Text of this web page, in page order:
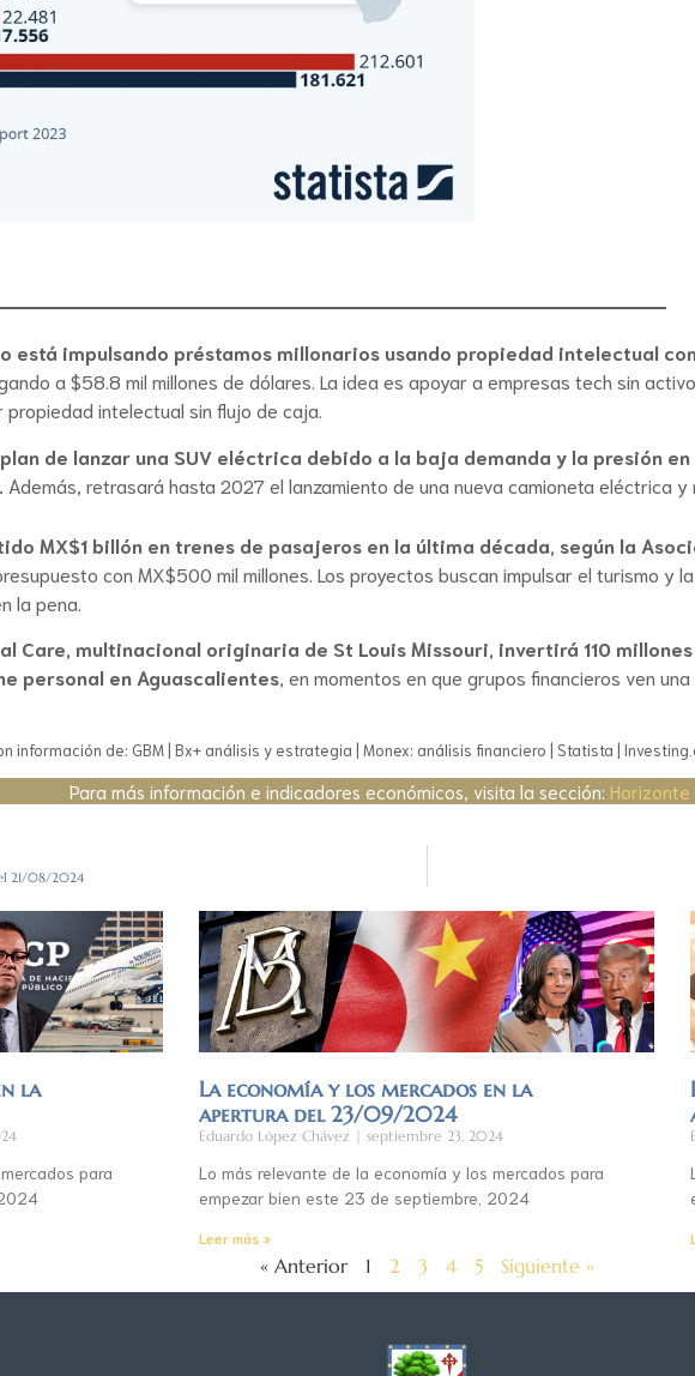
está impulsando préstamos millonarios usando propiedad intelectual
a $58.8 mil millones de dólares. La idea es apoyar a empresas tech sin
intelectual sin flujo de caja.
de lanzar una SUV eléctrica debido a la baja demanda y la presión
Además, retrasará hasta 2027 el lanzamiento de una nueva camioneta eléctrica
MX$1 billón en trenes de pasajeros en la última década, según la
con MX$500 mil millones. Los proyectos buscan impulsar el turismo y
la pena.
Care, multinacional originaria de St Louis Missouri, invertirá 110
personal en Aguascalientes, en momentos en que grupos financieros ven
información de: GBM | Bx+ análisis y estrategia | Monex: análisis financiero | Statista |
Para más información e indicadores económicos, visita la sección:
21/08/2024
la
para
La economía y los mercados en la
apertura del 23/09/2024
Eduardo López Chávez septiembre 23, 2024
Lo más relevante de la economía y los mercados para
empezar bien este 23 de septiembre, 2024
Leer más »
« Anterior 1 2 3 4 5 Siguiente »